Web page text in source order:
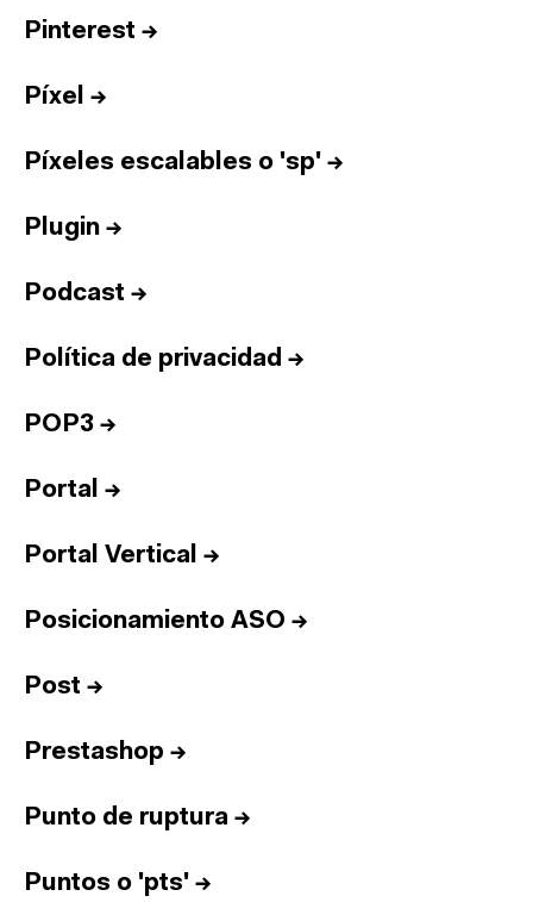
Pinterest →
Píxel →
Píxeles escalables o 'sp' →
Plugin →
Podcast →
Política de privacidad →
POP3 →
Portal →
Portal Vertical →
Posicionamiento ASO →
Post →
Prestashop →
Punto de ruptura →
Puntos o 'pts' →